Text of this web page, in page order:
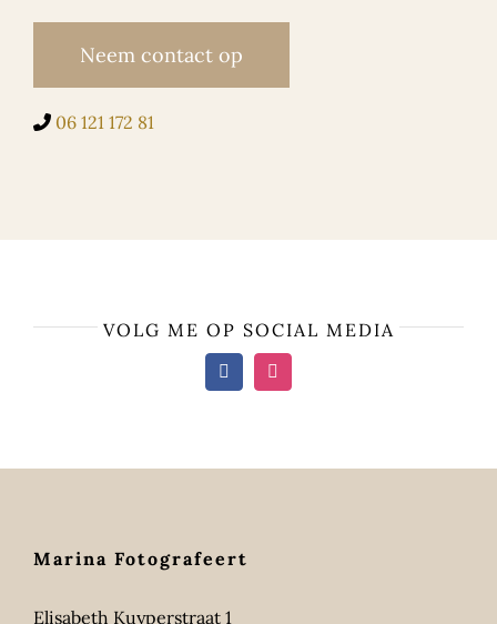
Neem contact op
06 121 172 81
VOLG ME OP SOCIAL MEDIA
Marina Fotografeert
Elisabeth Kuyperstraat 1